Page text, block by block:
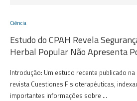
Ciência
Estudo do CPAH Revela
Herbal Popular Não Apresenta
Introdução: Um estudo recente publicado
revista Cuestiones Fisioterapéuticas,
importantes informações sobre …